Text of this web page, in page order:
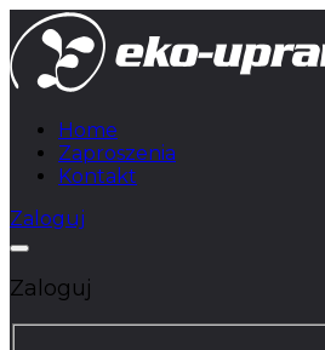
Home
Zaproszenia
Kontakt
Zaloguj
Zaloguj